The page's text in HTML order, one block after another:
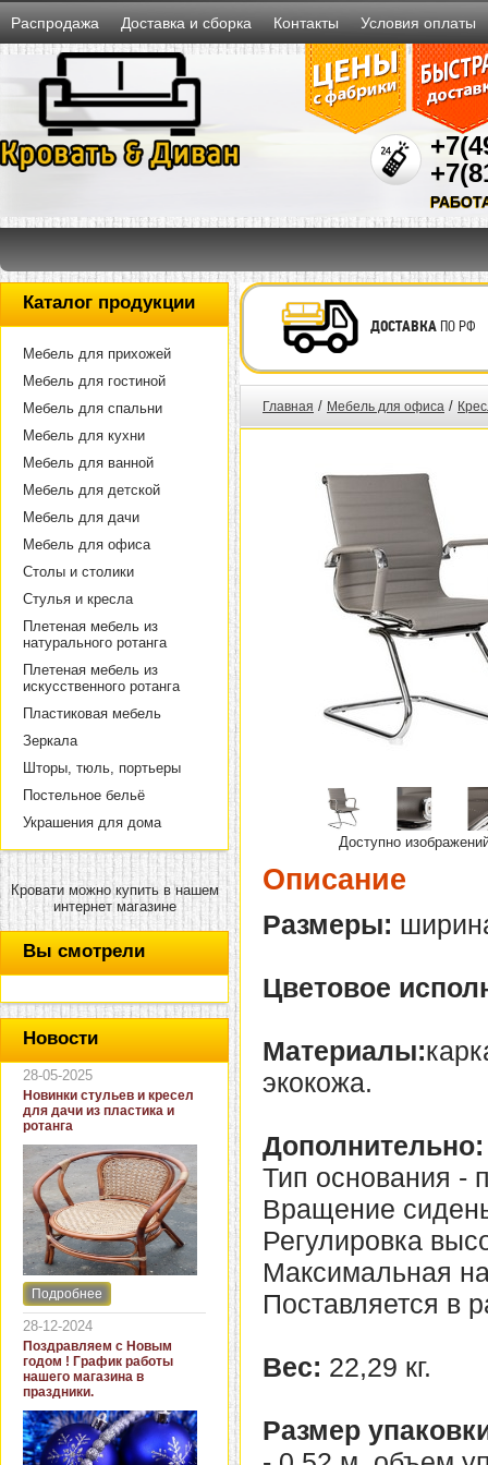
Распродажа Доставка и сборка Контакты Условия оплаты
Каталог продукции
Мебель для прихожей
Мебель для гостиной
Мебель для спальни
Мебель для кухни
Мебель для ванной
Мебель для детской
Мебель для дачи
Мебель для офиса
Столы и столики
Стулья и кресла
Плетеная мебель из
натурального ротанга
Плетеная мебель из
искусственного ротанга
Пластиковая мебель
Зеркала
Шторы, тюль, портьеры
Постельное бельё
Украшения для дома
Кровати можно купить в нашем
интернет магазине
Вы смотрели
Новости
28-05-2025
Новинки стульев и кресел
для дачи из пластика и
ротанга
Интернет-магазин "Кровать
и диван" представляет
новинки стульев и кресел
для дачи. В ассортименте
представлены как
бюджетные модели из
пластика для дачи, так и
кресла для загородных
домов из натурального и
искусственного ротанга.
Подробнее
28-12-2024
Поздравляем с Новым
годом ! График работы
нашего магазина в
праздники.
ДОСТАВКАПО РФ
Главная / Мебель для офиса /
Доступно
Описание
Размеры:
Цветовое
Материалы:
экокожа.
Дополнительно:
Тип основания -
Вращение
Регулировка
Максимальная
Поставляется в
Вес: 22,29 кг.
Размер